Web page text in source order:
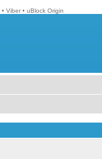
• Viber • uBlock Origin